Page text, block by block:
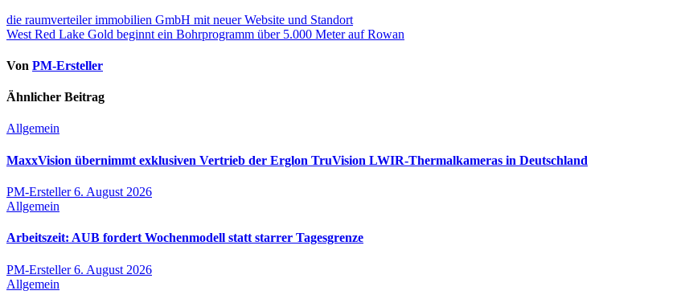
Beitragsnavigation
die raumverteiler immobilien GmbH mit neuer Website und Standort
West Red Lake Gold beginnt ein Bohrprogramm über 5.000 Meter auf Rowan
Von PM-Ersteller
Ähnlicher Beitrag
Allgemein
MaxxVision übernimmt exklusiven Vertrieb der Erglon TruVision LWIR-Thermalkameras in Deutschland
PM-Ersteller6. August 2026
Allgemein
Arbeitszeit: AUB fordert Wochenmodell statt starrer Tagesgrenze
PM-Ersteller6. August 2026
Allgemein